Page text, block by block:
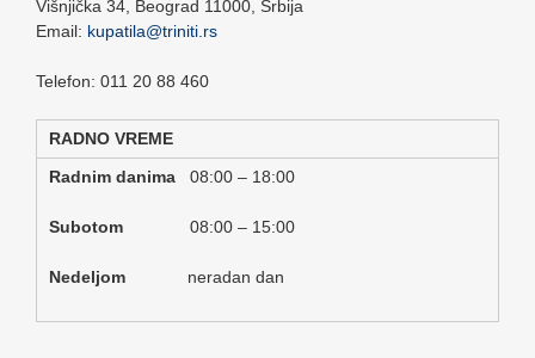
Višnjička 34, Beograd 11000, Srbija
Email: kupatila@triniti.rs
Telefon: 011 20 88 460
RADNO VREME
Radnim danima 08:00 – 18:00
Subotom 08:00 – 15:00
Nedeljom neradan dan